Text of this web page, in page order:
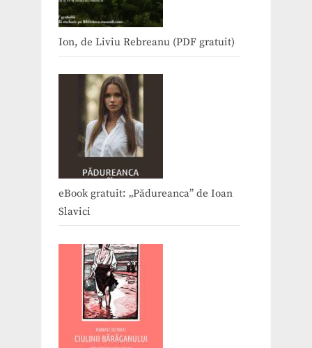
Ion, de Liviu Rebreanu (PDF gratuit)
eBook gratuit: „Pădureanca” de Ioan
Slavici